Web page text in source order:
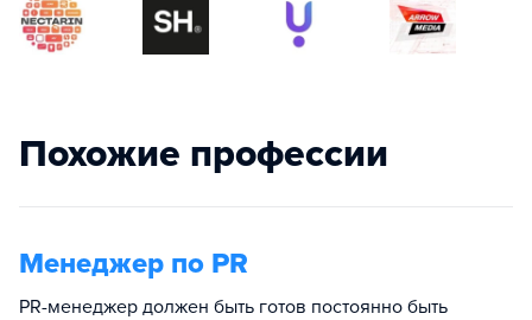
Похожие профессии
Менеджер по PR
PR-менеджер должен быть готов постоянно быть